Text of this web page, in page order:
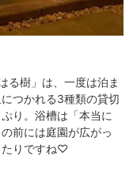
る樹」は、一度は泊ま
つかれる3種類の貸切
り。浴槽は「本当に
前には庭園が広がっ
たりですね♡